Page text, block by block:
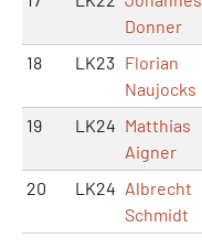
Donner
18 LK23 Florian
Naujocks
19 LK24 Matthias
Aigner
20 LK24 Albrecht
Schmidt